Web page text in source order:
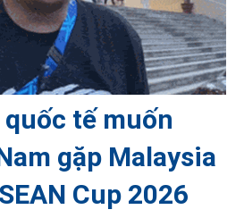
tế muốn
gặp Malaysia
Cup 2026